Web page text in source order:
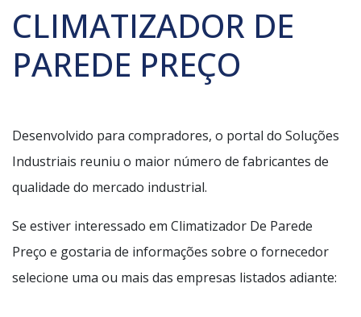
CLIMATIZADOR DE
PAREDE PREÇO
Desenvolvido para compradores, o portal do Soluções
Industriais reuniu o maior número de fabricantes de
qualidade do mercado industrial.
Se estiver interessado em Climatizador De Parede
Preço e gostaria de informações sobre o fornecedor
selecione uma ou mais das empresas listados adiante: